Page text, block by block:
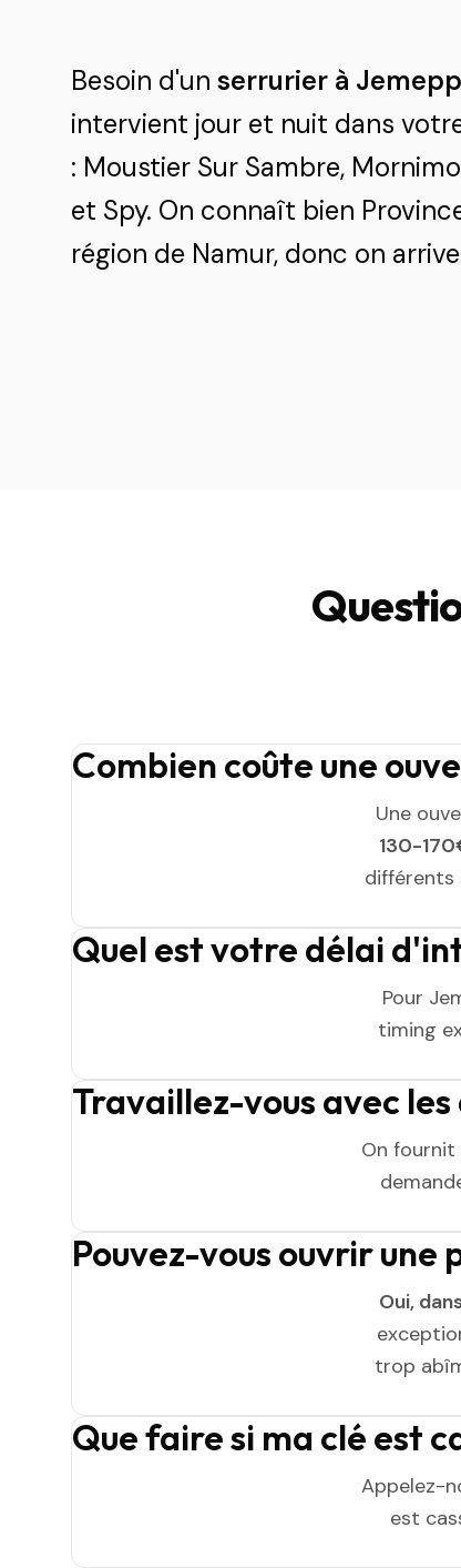
Besoin d'un serrurier à
intervient jour et nuit dans
: Moustier Sur Sambre,
et Spy. On connaît bien
région de Namur, donc on
Combien coûte une
Une
130-
différents
Quel est votre délai
Pour
timing
Travaillez-vous avec
On fournit
Pouvez-vous ouvrir une
Oui,
trop
Que faire si ma clé est
Appelez-
est